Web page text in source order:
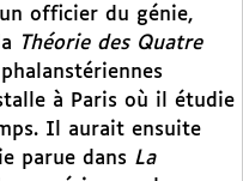
officier du génie,
Théorie des Quatre
à Paris où il étudie
Il aurait ensuite
parue dans La